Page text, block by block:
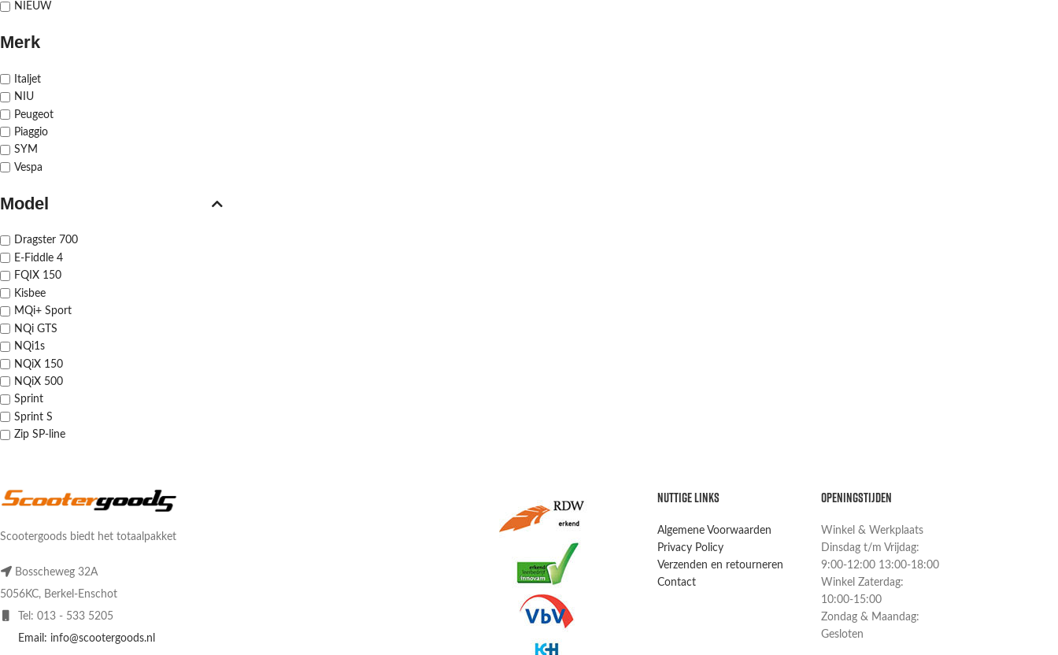
NIEUW
Merk
Italjet
NIU
Peugeot
Piaggio
SYM
Vespa
Model
Dragster 700
E-Fiddle 4
FQIX 150
Kisbee
MQi+ Sport
NQi GTS
NQi1s
NQiX 150
NQiX 500
Sprint
Sprint S
Zip SP-line
Scootergoods biedt het totaalpakket
Bosscheweg 32A
5056KC, Berkel-Enschot
Tel: 013 - 533 5205
Email: info@scootergoods.nl
NUTTIGE LINKS
Algemene Voorwaarden
Privacy Policy
Verzenden en retourneren
Contact
OPENINGSTIJDEN
Winkel & Werkplaats
Dinsdag t/m Vrijdag:
9:00-12:00 13:00-18:00
Winkel Zaterdag:
10:00-15:00
Zondag & Maandag:
Gesloten